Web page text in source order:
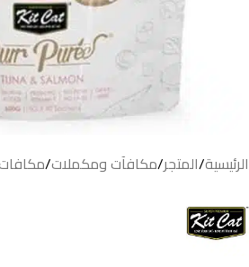
الرئيسية/المتجر/مكافآت ومكملات/